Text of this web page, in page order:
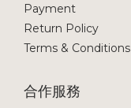
Payment
Return Policy
Terms & Conditions
合作服務